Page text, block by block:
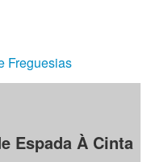
Freguesias
Espada À Cinta